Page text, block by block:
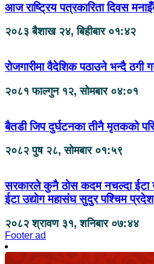
आज राष्ट्रिय पत्रकारिता दिवस
२०८३ बैशाख २४, बिहीबार ०१:४२
रोजगारीमा वैदेशिक पठाउने भन्दै ठगी
२०८१ फाल्गुन १२, सोमबार ०४:०१
बैतडी जिप दुर्घटनका तीनै मृतकको
२०८२ पुष २८, सोमबार ०१:५९
सरकारले कुनै ठोस कदम नचल्दा ईटा
ईटा उद्याेग महासंघ सुदुर पश्चिम
२०८२ श्रावण ३१, शनिबार ०७:४४
Footer ad